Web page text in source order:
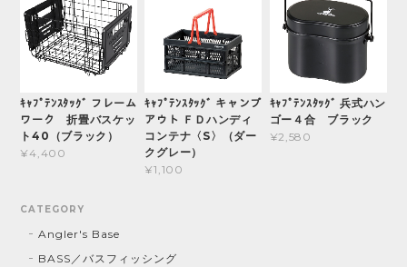
ｷｬﾌﾟﾃﾝｽﾀｯｸﾞ フレーム
ワーク 折畳バスケッ
ト40（ブラック）
¥4,400
ｷｬﾌﾟﾃﾝｽﾀｯｸﾞ キャンプ
アウト ＦＤハンディ
コンテナ〈S〉（ダー
クグレー）
¥1,100
ｷｬﾌﾟﾃﾝｽﾀｯｸﾞ 兵式ハン
ゴー４合 ブラック
¥2,580
CATEGORY
Angler's Base
BASS／バスフィッシング